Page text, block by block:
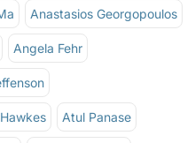
Anastasios Georgopoulos
Angela Fehr
Atul Panase